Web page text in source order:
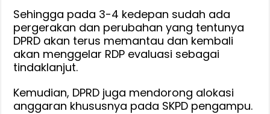
Sehingga pada 3-4 kedepan sudah ada
pergerakan dan perubahan yang tentunya
DPRD akan terus memantau dan kembali
akan menggelar RDP evaluasi sebagai
tindaklanjut.
Kemudian, DPRD juga mendorong alokasi
anggaran khususnya pada SKPD pengampu.